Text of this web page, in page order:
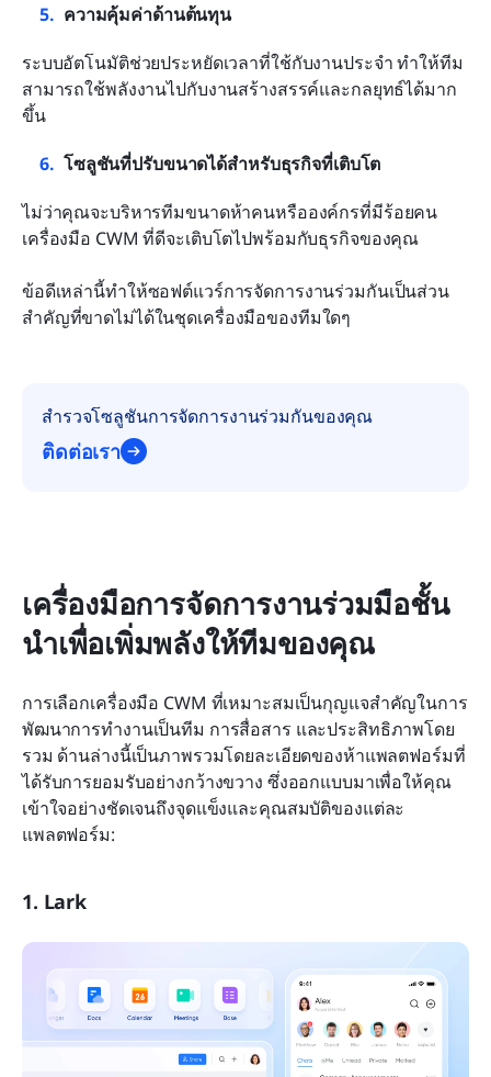
ความคุ้มค่าด้านต้นทุน
ระบบอัตโนมัติช่วยประหยัดเวลาที่ใช้กับงานประจำ ทำให้ทีม
สามารถใช้พลังงานไปกับงานสร้างสรรค์และกลยุทธ์ได้มาก
ขึ้น
โซลูชันที่ปรับขนาดได้สำหรับธุรกิจที่เติบโต
ไม่ว่าคุณจะบริหารทีมขนาดห้าคนหรือองค์กรที่มีร้อยคน
เครื่องมือ CWM ที่ดีจะเติบโตไปพร้อมกับธุรกิจของคุณ
ข้อดีเหล่านี้ทำให้ซอฟต์แวร์การจัดการงานร่วมกันเป็นส่วน
สำคัญที่ขาดไม่ได้ในชุดเครื่องมือของทีมใดๆ
สำรวจโซลูชันการจัดการงานร่วมกันของคุณ
ติดต่อเรา
เครื่องมือการจัดการงานร่วมมือชั้น
นำเพื่อเพิ่มพลังให้ทีมของคุณ
การเลือกเครื่องมือ CWM ที่เหมาะสมเป็นกุญแจสำคัญในการ
พัฒนาการทำงานเป็นทีม การสื่อสาร และประสิทธิภาพโดย
รวม ด้านล่างนี้เป็นภาพรวมโดยละเอียดของห้าแพลตฟอร์มที่
ได้รับการยอมรับอย่างกว้างขวาง ซึ่งออกแบบมาเพื่อให้คุณ
เข้าใจอย่างชัดเจนถึงจุดแข็งและคุณสมบัติของแต่ละ
แพลตฟอร์ม:
1. Lark